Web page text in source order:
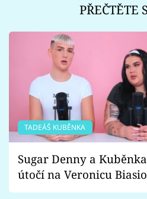
PŘEČTĚTE
TADEÁŠ KUBĚNKA
Sugar Denny a
útočí na Veronicu
Proč je podle nich